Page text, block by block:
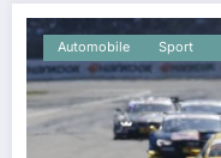
Automobile Sport